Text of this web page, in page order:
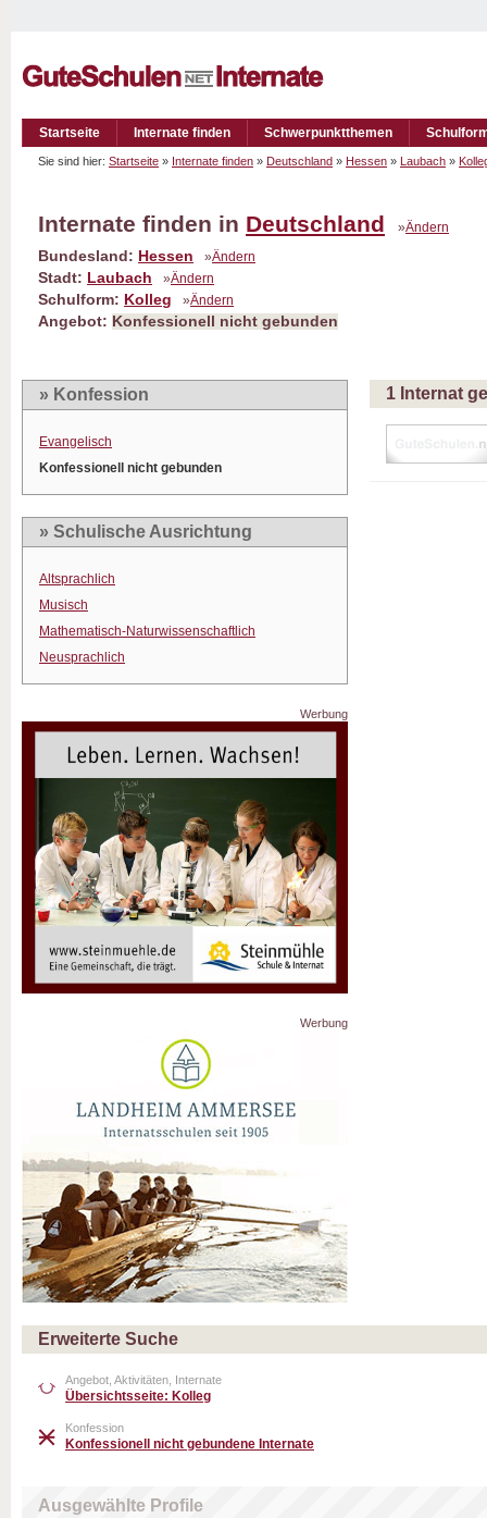
Startseite Internate finden Schwerpunktthemen
Sie sind hier: Startseite » Internate finden » Deutschland » Hessen » Laubach »
Internate finden in Deutschland »Ändern
Bundesland: Hessen »Ändern
Stadt: Laubach »Ändern
Schulform: Kolleg »Ändern
Angebot: Konfessionell nicht gebunden
» Konfession
Evangelisch
Konfessionell nicht gebunden
» Schulische Ausrichtung
Altsprachlich
Musisch
Mathematisch-Naturwissenschaftlich
Neusprachlich
Werbung
Werbung
1 Internat
Erweiterte Suche
Angebot, Aktivitäten, Internate
Übersichtsseite: Kolleg
Konfession
Konfessionell nicht gebundene Internate
Ausgewählte Profile